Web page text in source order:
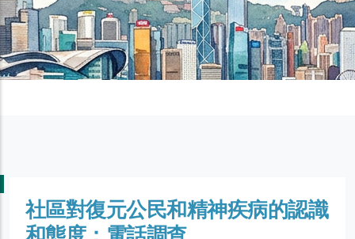
社區對復元公民和精神疾病的認識